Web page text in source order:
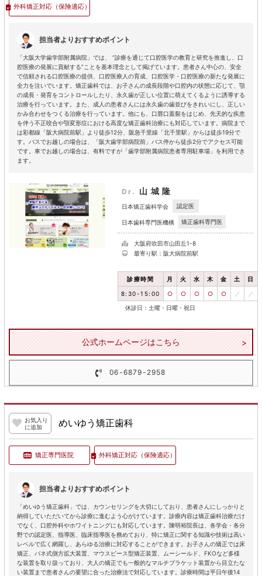
外科矯正対応（保険適応）
担当者よりおすすめポイント
「大阪大学歯学部附属病院」では、 “診療を通じて口腔医学の教育と研究を推進し、口
腔医療の発展に貢献する”ことを基本理念として掲げています。患者さん中心の、安全
で信頼される口腔医療の提供、口腔医療人の育成、口腔医学・口腔医療の新たな発展に
全力を注いでいます。矯正歯科では、お子さんの成長段階や口腔内の状態に応じて、顎
の成長・発育をコントロールしたり、永久歯が正しい位置に萌えてくるように誘導する
治療を行っています。また、成人の患者さんには永久歯の歯並びをきれいにし、正しい
かみ合わせをつくる治療を行っています。他にも、口唇口蓋裂をはじめ、先天的な疾患
を伴う不正咬合や顎変形症における高度な矯正歯科治療にも対応しています。病院まで
は彩都線「阪大病院前駅」より徒歩12分、阪急千里線「北千里駅」からは徒歩19分で
す。バスでお越しの場合は、「阪大歯学部病院前」バス停から徒歩2分でアクセス可能
です。車でお越しの場合は、有料ですが「歯学部附属病院患者専用駐車場」を利用でき
ます。
Dr. 山城隆
日本矯正歯科学会 認定医
日本歯科専門医機構 矯正歯科専門医
大阪府吹田市山田丘1-8
最寄り駅：阪大病院前駅
診療時間 月 火 水 木 金 土 日
8:30-15:00 ○ ○ ○ ○ ○ ／ ／
休診日：土曜・日曜・祝日
公式ホームページはこちら
06-6879-2958
お気入り
に追加
めいゆう矯正歯科
矯正専門医院 外科矯正対応（保険適応）
担当者よりおすすめポイント
「めいゆう矯正歯科」では、カウンセリングを大切にしており、患者さんにしっかりと
納得していただいてから診療に進むよう心がけています。診療内容は矯正歯科治療だけ
でなく、口腔外科やホワイトニングにも対応しています。陳明裕院長は、各学会・各分
野での認定医、指導医、臨床指導医を務めており、特に矯正に関する知識や技術は高い
レベルで広く網羅し、あらゆる治療に対応することができます。お子さんの矯正では床
矯正、バネ式側方拡大装置、マウスピース型矯正装置、ムーシールド、FKOなど多様
な装置を取り扱っており、大人の矯正でも一般的なマルチブラケット装置から目立たな
い装置まで患者さんの要望に合った治療法で対応しています。診療時間は平日午後14